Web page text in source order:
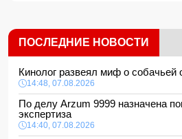
ПОСЛЕДНИЕ НОВОСТИ
Кинолог развеял миф о собачьей
14:48, 07.08.2026
По делу Arzum 9999 назначена
экспертиза
14:40, 07.08.2026